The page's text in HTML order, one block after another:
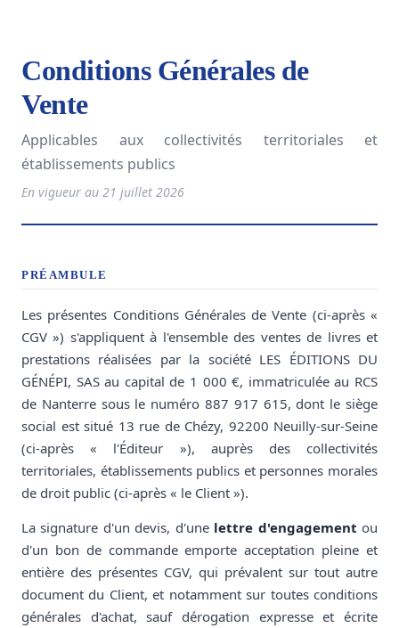
Conditions Générales de
Vente
Applicables aux collectivités territoriales et
établissements publics
En vigueur au 21 juillet 2026
PRÉAMBULE
Les présentes Conditions Générales de Vente (ci-après «
CGV ») s'appliquent à l'ensemble des ventes de livres et
prestations réalisées par la société LES ÉDITIONS DU
GÉNÉPI, SAS au capital de 1 000 €, immatriculée au RCS
de Nanterre sous le numéro 887 917 615, dont le siège
social est situé 13 rue de Chézy, 92200 Neuilly-sur-Seine
(ci-après « l'Éditeur »), auprès des collectivités
territoriales, établissements publics et personnes morales
de droit public (ci-après « le Client »).
La signature d'un devis, d'une lettre d'engagement ou
d'un bon de commande emporte acceptation pleine et
entière des présentes CGV, qui prévalent sur tout autre
document du Client, et notamment sur toutes conditions
générales d'achat, sauf dérogation expresse et écrite